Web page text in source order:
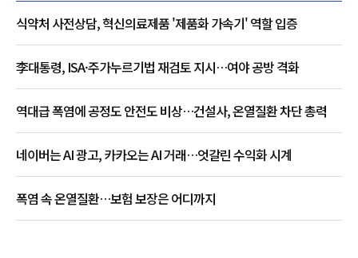
식약처 사전상담, 혁신의료제품 '제품화 가속기' 역할 입증
李대통령, ISA·주가누르기법 재검토 지시…여야 공방 격화
역대급 폭염에 공정도 안전도 비상…건설사, 온열질환 차단 총력
네이버는 AI 광고, 카카오는 AI 거래…엇갈린 수익화 시계
폭염 속 온열질환…보험 보장은 어디까지